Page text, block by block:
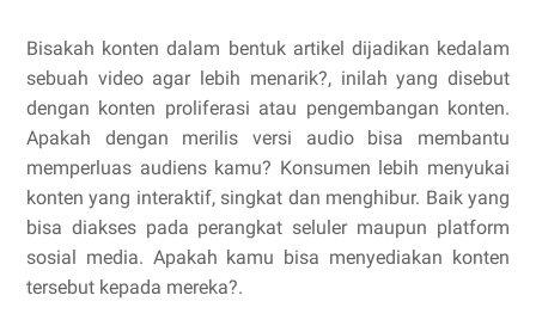
Bisakah konten dalam bentuk artikel dijadikan kedalam
sebuah video agar lebih menarik?, inilah yang disebut
dengan konten proliferasi atau pengembangan konten.
Apakah dengan merilis versi audio bisa membantu
memperluas audiens kamu? Konsumen lebih menyukai
konten yang interaktif, singkat dan menghibur. Baik yang
bisa diakses pada perangkat seluler maupun platform
sosial media. Apakah kamu bisa menyediakan konten
tersebut kepada mereka?.